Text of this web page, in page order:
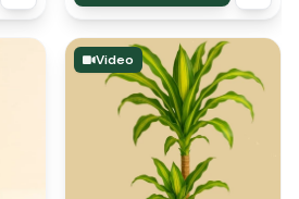
Video